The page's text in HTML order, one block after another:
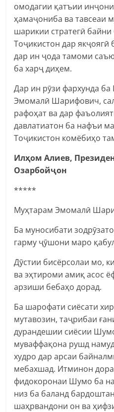
омодагии қатъии
ҳамаҷониба ва тавсеаи
шарикии стратегӣ
Тоҷикистон дар
дар ин ҷода тамоми
ба харҷ диҳем.
Дар ин рӯзи фархунда
Эмомалӣ Шарифович,
рафоҳат ва дар
давлатиатон ба нафъи
Тоҷикистон комёбиҳо
Илҳом Алиев,
Озарбойҷон
*****
Муҳтарам Эмомалӣ
Ба муносибати
гарму ҷӯшони маро
Дӯстии бисёрсолаи мо,
ва эҳтироми амиқ асос
арзиши бебаҳо дорад.
Ба шарофати сиёсати
мутавозин, таҷрибаи
дурандешии сиёсии
муваффақона рушд
худро дар арсаи
мебахшад. Итминон
фидокоронаи Шумо ба
низ ба баланд
шаҳрвандони он ва